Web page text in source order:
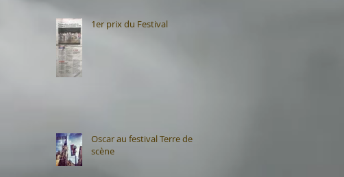
1er prix du Festival
Oscar au festival Terre de
scène